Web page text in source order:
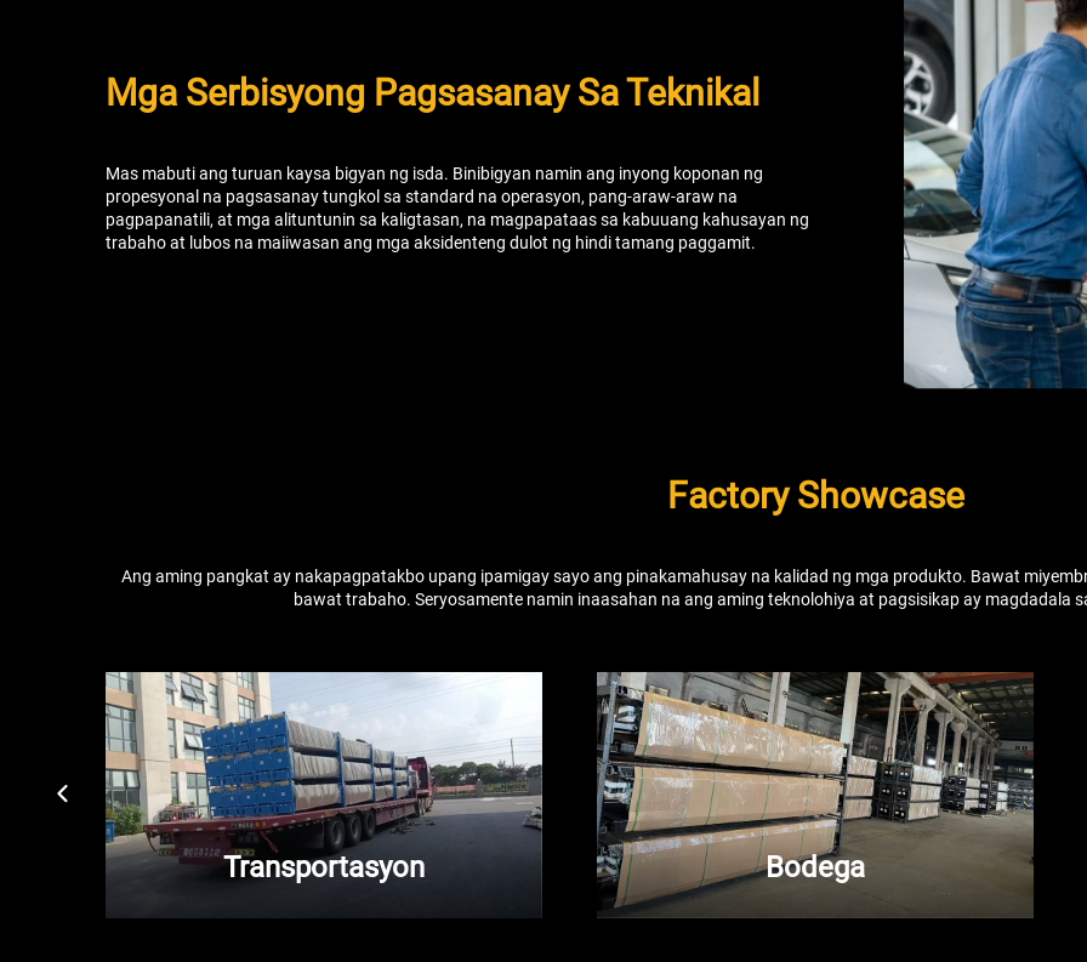
Mga Serbisyong Pagsasanay Sa Teknikal
Mas mabuti ang turuan kaysa bigyan ng isda. Binibigyan namin ang inyong koponan ng
propesyonal na pagsasanay tungkol sa standard na operasyon, pang-araw-araw na
pagpapanatili, at mga alituntunin sa kaligtasan, na magpapataas sa kabuuang kahusayan ng
trabaho at lubos na maiiwasan ang mga aksidenteng dulot ng hindi tamang paggamit.
Factory Showcase
Ang aming pangkat ay nakapagpatakbo upang ipamigay sayo ang pinakamahusay na kalidad ng mga produkto. Bawat
bawat trabaho. Seryosamente namin inaasahan na ang aming teknolohiya at pagsisikap ay magdadala
Transportasyon Bodega